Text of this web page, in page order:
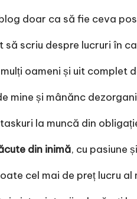
doar ca să fie ceva
scriu despre lucruri în
oameni și uit complet
mine și mânănc
la muncă din
din inimă, cu pasiune
cel mai de preț lucru al